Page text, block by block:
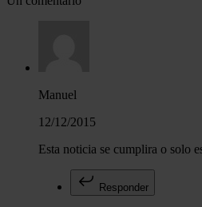
Manuel
12/12/2015
Esta noticia se cumplira o solo
Responder